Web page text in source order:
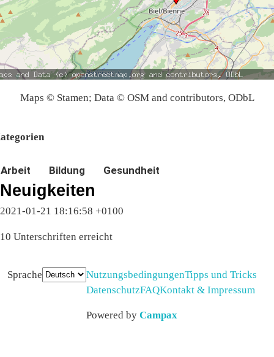
Maps © Stamen; Data © OSM and contributors, ODbL
Arbeit Bildung Gesundheit
Neuigkeiten
2021-01-21 18:16:58 +0100
10 Unterschriften erreicht
Sprache NutzungsbedingungenTipps und Tricks
DatenschutzFAQKontakt & Impressum
Powered by Campax